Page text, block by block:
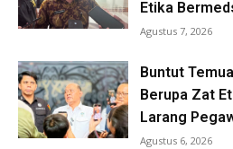
Etika
Agustus 7, 2026
Buntut
Berupa Zat
Larang
Agustus 6, 2026